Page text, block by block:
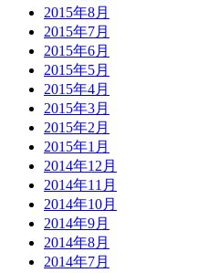
2015年8月
2015年7月
2015年6月
2015年5月
2015年4月
2015年3月
2015年2月
2015年1月
2014年12月
2014年11月
2014年10月
2014年9月
2014年8月
2014年7月